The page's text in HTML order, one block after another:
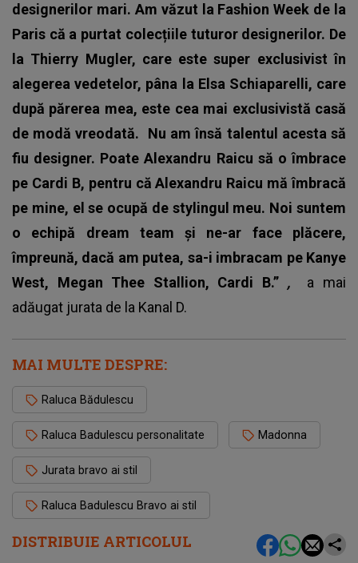
DISTRIBUIE ARTICOLUL
designerilor mari. Am văzut la Fashion Week de la
Paris că a purtat colecțiile tuturor designerilor. De
la Thierry Mugler, care este super exclusivist în
alegerea vedetelor, pâna la Elsa Schiaparelli, care
după părerea mea, este cea mai exclusivistă casă
de modă vreodată.
Nu am însă talentul acesta să
fiu designer. Poate Alexandru Raicu să o îmbrace
pe Cardi B, pentru că Alexandru Raicu mă îmbracă
pe mine, el se ocupă de stylingul meu. Noi suntem
o echipă dream team și ne-ar face plăcere,
împreună, dacă am putea, sa-i imbracam pe Kanye
West, Megan Thee Stallion, Cardi B.” , a mai
adăugat jurata de la Kanal D.
MAI MULTE DESPRE:
Raluca Bădulescu
Raluca Badulescu personalitate Madonna
Jurata bravo ai stil
Raluca Badulescu Bravo ai stil